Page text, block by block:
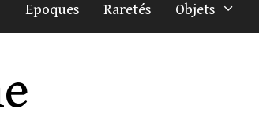
Epoques Raretés Objets